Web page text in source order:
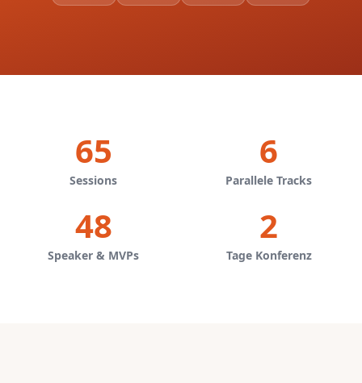
65
Sessions
6
Parallele Tracks
48
Speaker & MVPs
2
Tage Konferenz